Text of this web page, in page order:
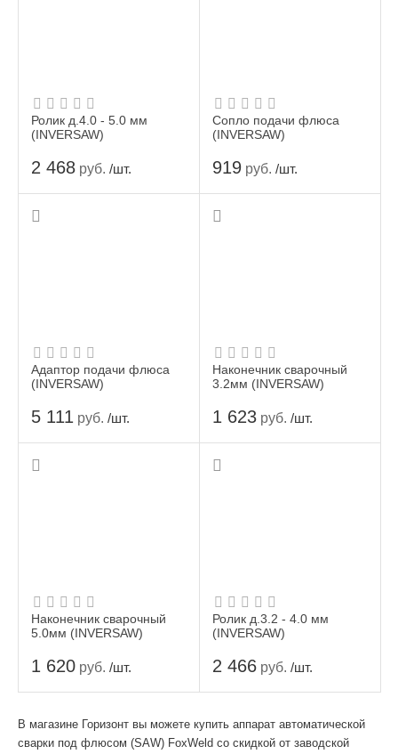
В магазине Горизонт вы можете купить аппарат автоматической
сварки под флюсом (SAW) FoxWeld со скидкой от заводской
Ролик д.4.0 - 5.0 мм
(INVERSAW)
2 468 руб. /шт.
Сопло подачи флюса
(INVERSAW)
919 руб. /шт.
Адаптор подачи флюса
(INVERSAW)
5 111 руб. /шт.
Наконечник сварочный
3.2мм (INVERSAW)
1 623 руб. /шт.
Наконечник сварочный
5.0мм (INVERSAW)
1 620 руб. /шт.
Ролик д.3.2 - 4.0 мм
(INVERSAW)
2 466 руб. /шт.